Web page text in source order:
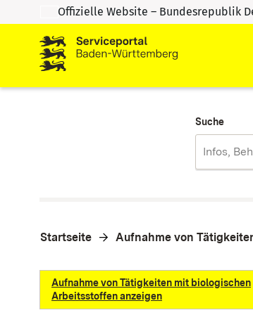
Zum Inhalt springen
Zur Suche springen
Offizielle Website – Bundesrepublik
Suche
Startseite Aufnahme von
Aufnahme von Tätigkeiten mit biologischen
Arbeitsstoffen anzeigen